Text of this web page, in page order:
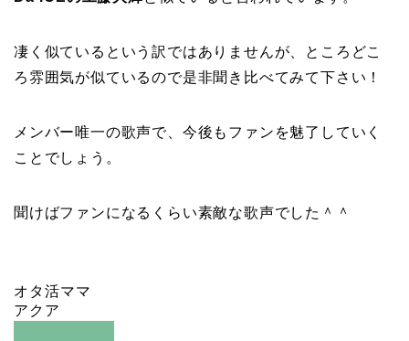
凄く似ているという訳ではありませんが、ところどこ
ろ雰囲気が似ているので是非聞き比べてみて下さい！
メンバー唯一の歌声で、今後もファンを魅了していく
ことでしょう。
聞けばファンになるくらい素敵な歌声でした＾＾
オタ活ママ
アクア